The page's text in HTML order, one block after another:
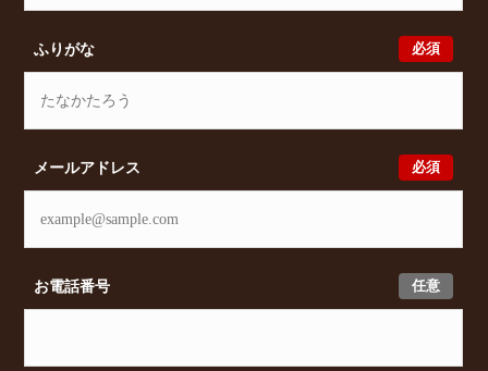
必須
ふりがな
必須
メールアドレス
任意
お電話番号